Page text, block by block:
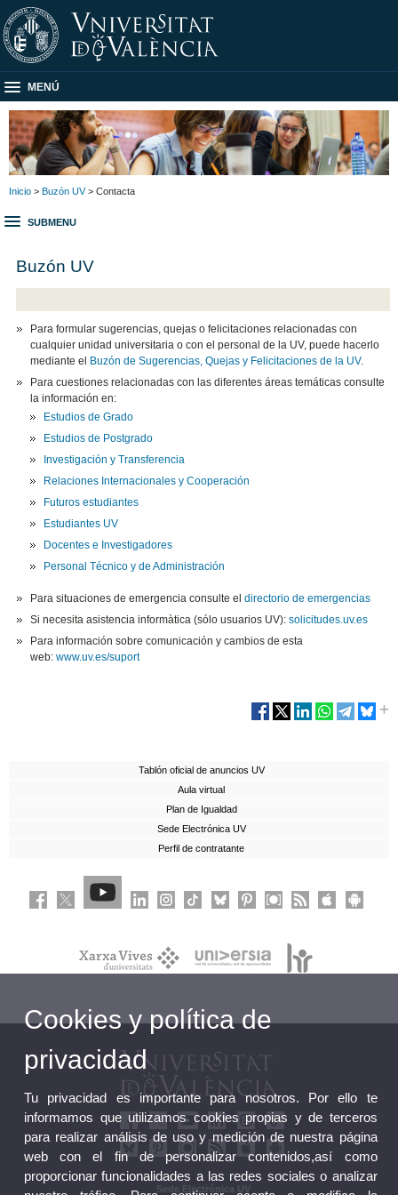
MENÚ
Inicio > Buzón UV> Contacta
SUBMENU
Buzón UV
Para formular sugerencias, quejas o felicitaciones relacionadas con
cualquier unidad universitaria o con el personal de la UV, puede hacerlo
mediante el
Buzón de Sugerencias, Quejas y Felicitaciones de la UV.
Para cuestiones relacionadas con las diferentes áreas temáticas consulte
la información en:
Estudios de Grado
Estudios de Postgrado
Investigación y Transferencia
Relaciones Internacionales y Cooperación
Futuros estudiantes
Estudiantes UV
Docentes e Investigadores
Personal Técnico y de Administración
Para situaciones de emergencia consulte eldirectorio de emergencias
Si necesita asistencia informàtica (sólo usuarios UV):solicitudes.uv.es
Para información sobre comunicación y cambios de esta
web:www.uv.es/suport
Tablón oficial de anuncios UV
Aula virtual
Plan de Igualdad
Sede Electrónica UV
Perfil de contratante
Sede Electrónica UV
Cookies y política de
privacidad
Tu privacidad es importante para nosotros. Por ello te
informamos que utilizamos cookies propias y de terceros
para realizar análisis de uso y medición de nuestra página
web con el fin de personalizar contenidos,así como
proporcionar funcionalidades a las redes sociales o analizar